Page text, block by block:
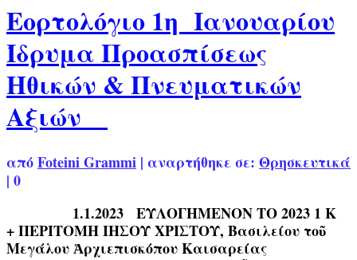
Εορτολόγιο 1η Ιανουαρίου
Ίδρυμα Προασπίσεως
Ηθικών & Πνευματικών
Αξιών
απόFoteini Grammi | αναρτήθηκε σε: Θρησκευτικά
| 0
1.1.2023 ΕΥΛΟΓΗΜΕΝΟΝ ΤΟ 2023 1 Κ
+ ΠΕΡΙΤΟΜΗ ΙΗΣΟΥ ΧΡΙΣΤΟΥ, Βασιλείου τοῦ
Μεγάλου Ἀρχιεπισκόπου Καισαρείας